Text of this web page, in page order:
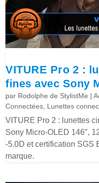
VITURE Pro 2 :
fines avec Sony
par Rodolphe de StylistMe |
Connectées, Lunettes
VITURE Pro 2 : lunettes
Sony Micro-OLED 146″,
-5.0D et certification SGS
marque.